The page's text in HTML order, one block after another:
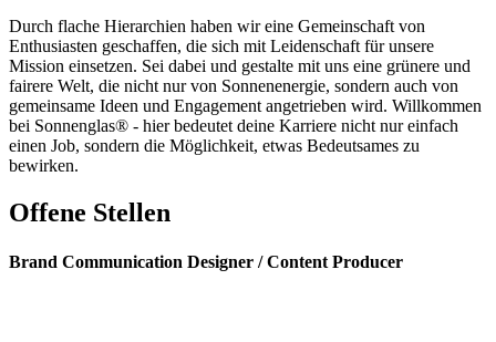
Durch flache Hierarchien haben wir eine Gemeinschaft von
Enthusiasten geschaffen, die sich mit Leidenschaft für unsere
Mission einsetzen. Sei dabei und gestalte mit uns eine grünere und
fairere Welt, die nicht nur von Sonnenenergie, sondern auch von
gemeinsame Ideen und Engagement angetrieben wird. Willkommen
bei Sonnenglas® - hier bedeutet deine Karriere nicht nur einfach
einen Job, sondern die Möglichkeit, etwas Bedeutsames zu
bewirken.
Offene Stellen
Brand Communication Designer / Content Producer